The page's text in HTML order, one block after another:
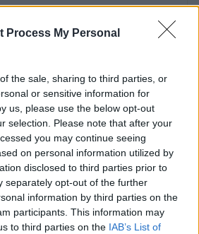
Process My Personal
the sale, sharing to third parties, or
or sensitive information for
us, please use the below opt-out
selection. Please note that after your
you may continue seeing
on personal information utilized by
disclosed to third parties prior to
separately opt-out of the further
information by third parties on the
participants. This information may
to third parties on the IAB’s List of